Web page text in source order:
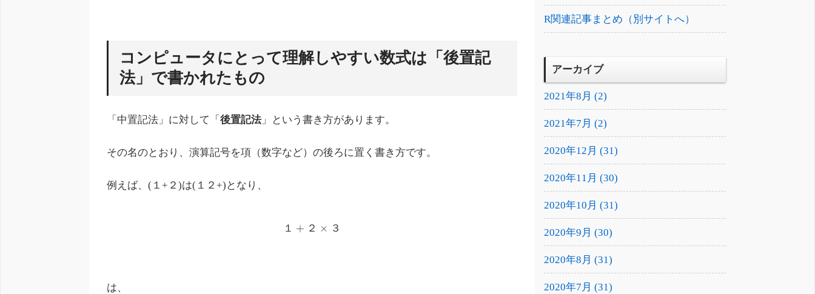
コンピュータにとって理解しやすい数式は「後置記
法」で書かれたもの
「中置記法」に対して「後置記法 」という書き方があります。
その名のとおり、演算記号を項（数字など）の後ろに置く書き方です。
例えば、(１+２)は(１２+)となり、
１ + ２ × ３
は、
R関連記事まとめ（別サイトへ）
アーカイブ
2021年8月 (2)
2021年7月 (2)
2020年12月 (31)
2020年11月 (30)
2020年10月 (31)
2020年9月 (30)
2020年8月 (31)
2020年7月 (31)